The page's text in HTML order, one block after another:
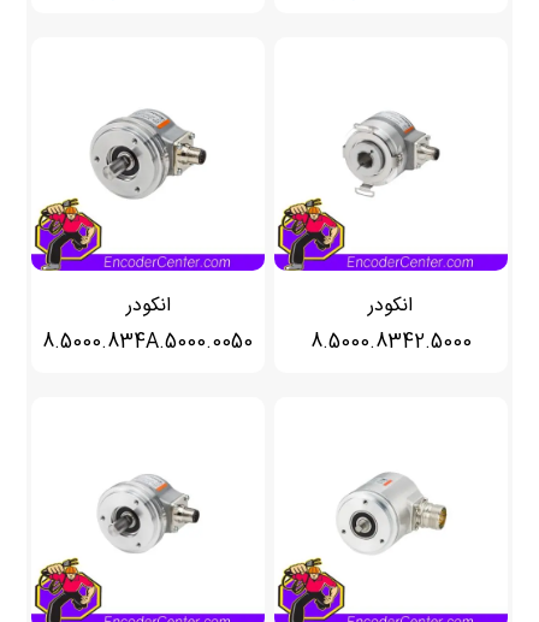
انکودر
8.5000.8342.5000
انکودر
8.5000.834A.5000.0050